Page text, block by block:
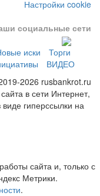
Торги
ВИДЕО
2026 rusbankrot.ru
в сети Интернет,
виде гиперссылки на
сайта и, только с
Метрики.